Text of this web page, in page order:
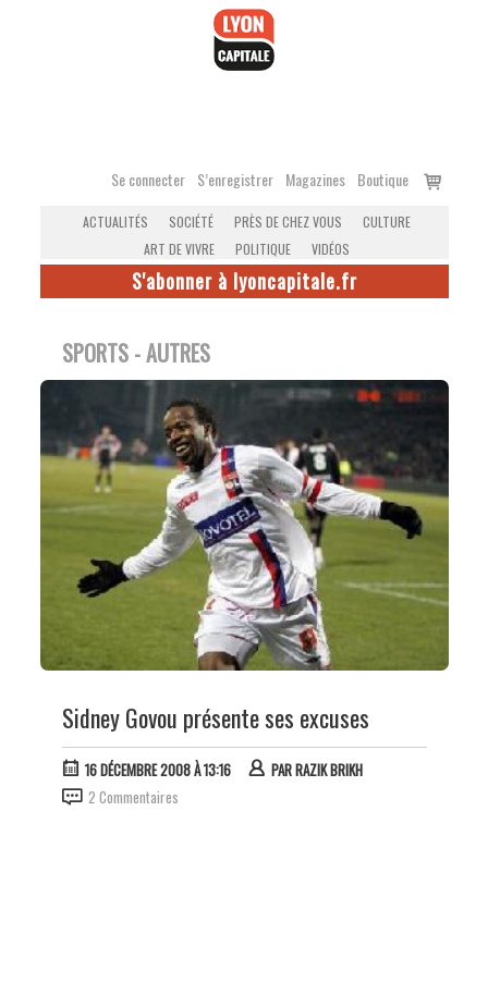
Se connecter S’enregistrer Magazines Boutique
Voir
ACTUALITÉS SOCIÉTÉ PRÈS DE CHEZ VOUS
CULTURE
ART DE VIVRE
POLITIQUE VIDÉOS
S'abonner à lyoncapitale.fr
SPORTS - AUTRES
Sidney Govou présente ses excuses
16 DÉCEMBRE 2008 À 13:16 PARRAZIK BRIKH
2 Commentaires